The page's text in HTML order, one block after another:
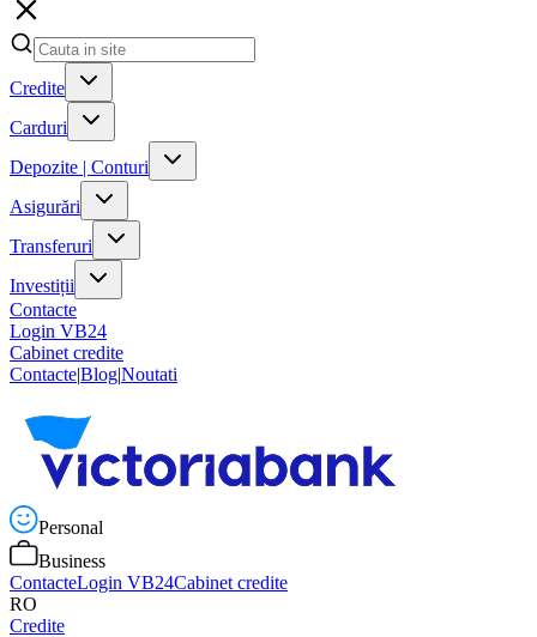
Credite
Carduri
Depozite | Conturi
Asigurări
Transferuri
Investiții
Contacte
Login VB24
Cabinet credite
Contacte|Blog|Noutati
Personal
Business
ContacteLogin VB24Cabinet credite
RO
Credite